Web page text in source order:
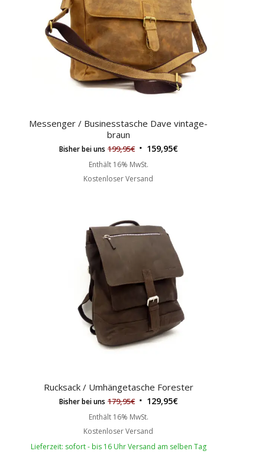
Messenger / Businesstasche Dave vintage-
braun
Bisher bei uns 199,95€ 159,95€
Enthält 16% MwSt.
Kostenloser Versand
Rucksack / Umhängetasche Forester
Bisher bei uns 179,95€ 129,95€
Enthält 16% MwSt.
Kostenloser Versand
Lieferzeit: sofort - bis 16 Uhr Versand am selben Tag